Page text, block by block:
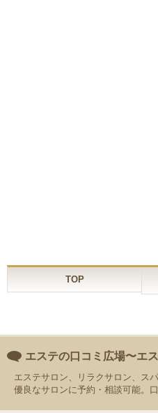
TOP
エステの口コミ広場〜エ
エステサロン、リラクサロン、ス
優良なサロンに予約・相談可能。